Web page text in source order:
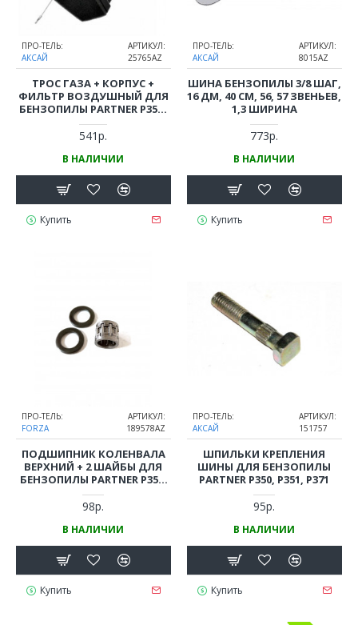
ПРО-ТЕЛЬ:
АКСАЙ
АРТИКУЛ:
25765AZ
ТРОС ГАЗА + КОРПУС +
ФИЛЬТР ВОЗДУШНЫЙ ДЛЯ
БЕНЗОПИЛЫ PARTNER P350-
P351, P352-P371
541р.
В НАЛИЧИИ
Купить
ПРО-ТЕЛЬ:
АКСАЙ
АРТИКУЛ:
8015AZ
ШИНА БЕНЗОПИЛЫ 3/8 ШАГ,
16 ДМ, 40 СМ, 56, 57 ЗВЕНЬЕВ,
1,3 ШИРИНА
773р.
В НАЛИЧИИ
Купить
ПРО-ТЕЛЬ:
FORZA
АРТИКУЛ:
189578AZ
ПОДШИПНИК КОЛЕНВАЛА
ВЕРХНИЙ + 2 ШАЙБЫ ДЛЯ
БЕНЗОПИЛЫ PARTNER P351,
HUSQVARNA 137, 142
98р.
В НАЛИЧИИ
Купить
ПРО-ТЕЛЬ:
АКСАЙ
АРТИКУЛ:
151757
ШПИЛЬКИ КРЕПЛЕНИЯ
ШИНЫ ДЛЯ БЕНЗОПИЛЫ
PARTNER P350, P351, P371
95р.
В НАЛИЧИИ
Купить